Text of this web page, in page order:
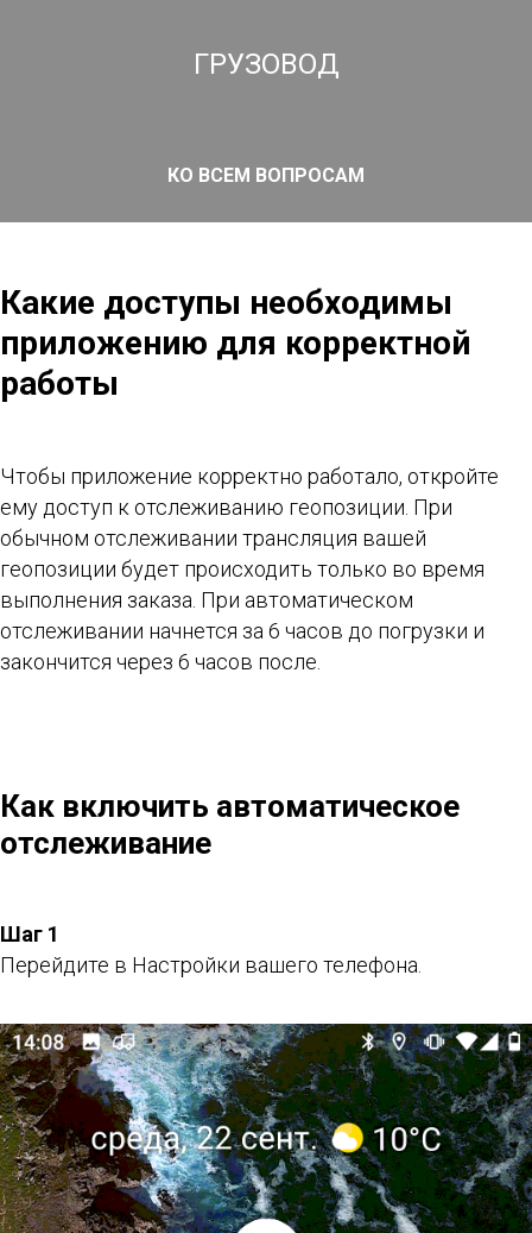
ГРУЗОВОД
КО ВСЕМ ВОПРОСАМ
Какие доступы необходимы
приложению для корректной
работы
Чтобы приложение корректно работало, откройте
ему доступ к отслеживанию геопозиции. При
обычном отслеживании трансляция вашей
геопозиции будет происходить только во время
выполнения заказа. При автоматическом
отслеживании начнется за 6 часов до погрузки и
закончится через 6 часов после.
Как включить автоматическое
отслеживание
Шаг 1
Перейдите в Настройки вашего телефона.